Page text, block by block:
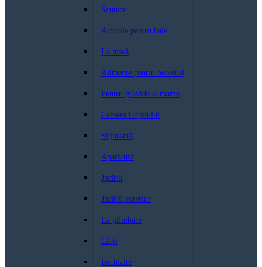
Scutece
Articole pentru baie
La masă
Alimente pentru bebeluși
Pentru gravide si mame
Camera Copilului
Siguranță
Aparatură
Jucării
Jucării exterior
La plimbare
Cărți
Rechizite